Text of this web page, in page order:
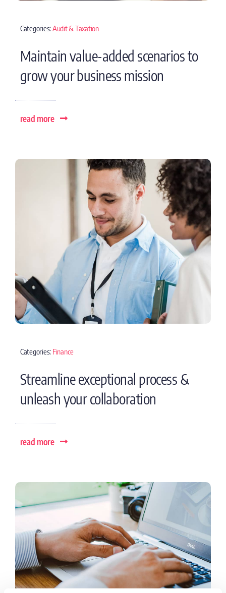
Categories:Audit & Taxation
Maintain value-added scenarios to
grow your business mission
read more
Categories: Finance
Streamline exceptional process &
unleash your collaboration
read more